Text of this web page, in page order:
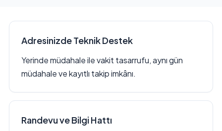
Adresinizde Teknik Destek
Yerinde müdahale ile vakit tasarrufu, aynı gün
müdahale ve kayıtlı takip imkânı.
Randevu ve Bilgi Hattı